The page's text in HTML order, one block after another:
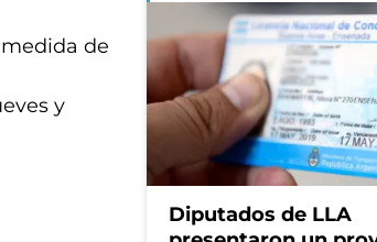
de
y
Diputados de LLA